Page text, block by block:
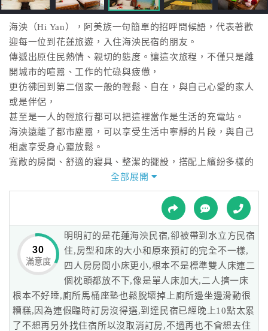
店
訂
房
HOT
特
色
民
宿
球
網
帶
你
玩
海泱（Hi Yan），阿美族一句簡單的招呼問候語，代表著歡
迎每一位到花蓮旅遊，入住海泱民宿的朋友。
傳遞出原住民熱情、親切的態度。讓這次旅程，不僅只是離
開城市的喧囂、工作的忙碌與疲憊，
更彷彿回到第二個家一般的輕鬆、自在，與自己心愛的家人
或是伴侶，
甚至是一人的輕旅行都可以把這裡當作是生活的充電站。
海泱遠離了都市塵囂，可以享受生活中寧靜的片段，與自己
相處享受身心靈放鬆。
寬敞的房間、舒適的寢具、整潔的擺設，搭配上繽紛多樣的
不論是在民宿中暢談休息一天或是到附近享受後山之美，都
能在盡情玩樂後，回到海泱舒服的一覺到天亮。
全部展開
30
滿意度
明明訂的是花蓮海泱民宿,卻被帶到水立方民宿
住,房型和床的大小和原來預訂的完全不一樣,
四人房房間小床更小,根本不是標準雙人床連二
個枕頭都放不下,像是單人床加大,二人擠一床
根本不好睡,廁所馬桶座墊也鬆脫壞掉上廁所邊坐邊滑動很
糟糕,因為連假臨時訂房沒得選,到達民宿已經晚上10點太累
了不想再另外找住宿所以沒取消訂房,不過再也不會想去住